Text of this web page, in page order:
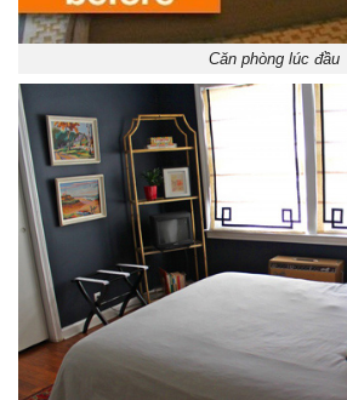
Căn phòng lúc đầu